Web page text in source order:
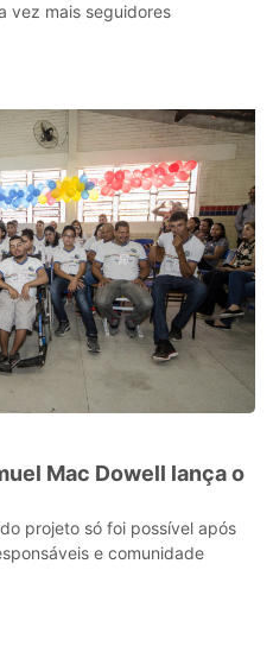
vez mais seguidores
Mac Dowell lança o
projeto só foi possível após
e comunidade